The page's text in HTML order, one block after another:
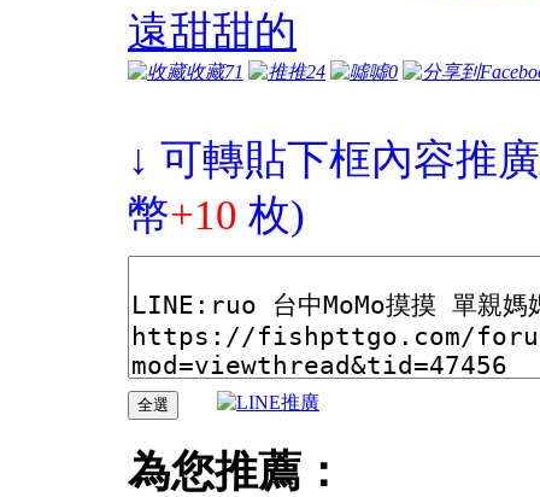
遠甜甜的
收藏71 推24 噓0
↓ 可轉貼下框內容推
幣+10 枚)
為您推薦：